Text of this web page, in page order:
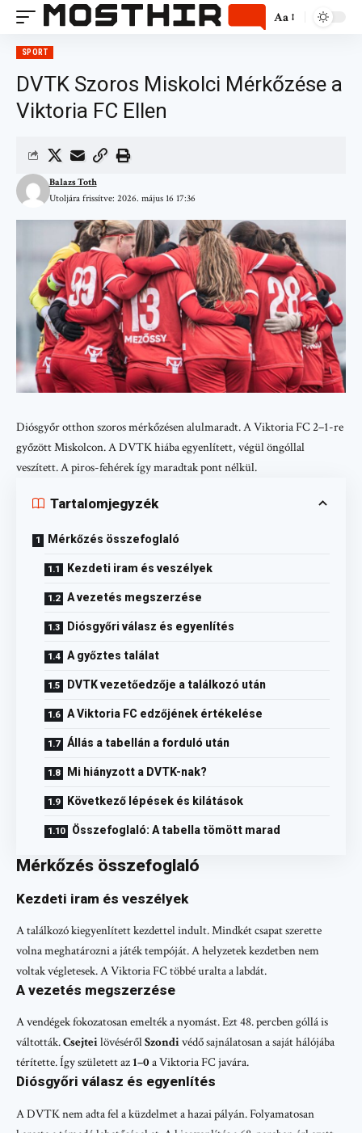
Aa
SPORT
DVTK Szoros Miskolci Mérkőzése a
Viktoria FC Ellen
Utoljára frissítve: 2026. május 16 17:36
Balazs Toth
Diósgyőr otthon szoros mérkőzésen alulmaradt. A Viktoria FC 2–1-re
győzött Miskolcon. A DVTK hiába egyenlített, végül öngóllal
veszített. A piros-fehérek így maradtak pont nélkül.
Tartalomjegyzék
Mérkőzés összefoglaló
Kezdeti iram és veszélyek
A vezetés megszerzése
Diósgyőri válasz és egyenlítés
A győztes találat
DVTK vezetőedzője a találkozó után
A Viktoria FC edzőjének értékelése
Állás a tabellán a forduló után
Mi hiányzott a DVTK-nak?
Következő lépések és kilátások
Összefoglaló: A tabella tömött marad
Mérkőzés összefoglaló
Kezdeti iram és veszélyek
A találkozó kiegyenlített kezdettel indult. Mindkét csapat szerette
volna meghatározni a játék tempóját. A helyzetek kezdetben nem
voltak végletesek. A Viktoria FC többé uralta a labdát.
A vezetés megszerzése
A vendégek fokozatosan emelték a nyomást. Ezt 48. percben góllá is
váltották.CsejteilövésérőlSzondivédő sajnálatosan a saját hálójába
térítette. Így született az1–0a Viktoria FC javára.
Diósgyőri válasz és egyenlítés
A DVTK nem adta fel a küzdelmet a hazai pályán. Folyamatosan